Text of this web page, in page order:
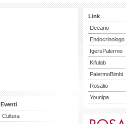
Eventi
Cultura
Link
Deeario
Endocrinologo
IgersPalermo
Kifulab
PalermoBimbi
Rosalio
Younipa